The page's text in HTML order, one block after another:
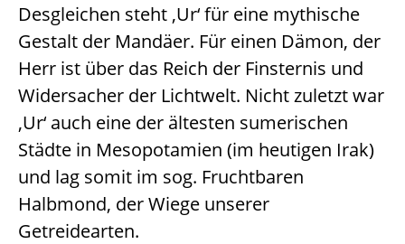
Desgleichen steht ‚Ur‘ für eine mythische
Gestalt der Mandäer. Für einen Dämon, der
Herr ist über das Reich der Finsternis und
Widersacher der Lichtwelt. Nicht zuletzt war
‚Ur‘ auch eine der ältesten sumerischen
Städte in Mesopotamien (im heutigen Irak)
und lag somit im sog. Fruchtbaren
Halbmond, der Wiege unserer
Getreidearten.